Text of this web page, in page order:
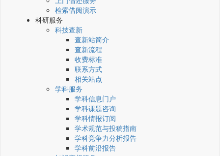
检索借阅演示
科研服务
科技查新
查新站简介
查新流程
收费标准
联系方式
相关站点
学科服务
学科信息门户
学科课题咨询
学科情报订阅
学术规范与投稿指南
学科竞争力分析报告
学科前沿报告